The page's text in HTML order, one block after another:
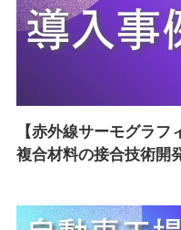
【赤外線サーモグラフ
複合材料の接合技術開